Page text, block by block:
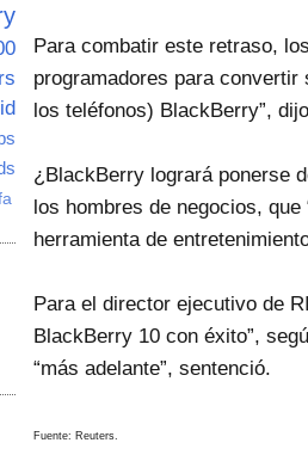
Para combatir este retraso,
programadores para
los teléfonos) BlackBerry”,
¿BlackBerry logrará ponerse
los hombres de negocios,
herramienta de
Para el director ejecutivo de
BlackBerry 10 con éxito”,
“más adelante”, sentenció.
Fuente: Reuters.